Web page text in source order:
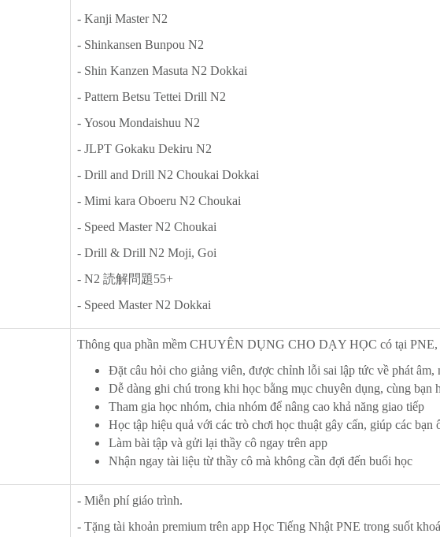
- Kanji Master N2
- Shinkansen Bunpou N2
- Shin Kanzen Masuta N2 Dokkai
- Pattern Betsu Tettei Drill N2
- Yosou Mondaishuu N2
- JLPT Gokaku Dekiru N2
- Drill and Drill N2 Choukai Dokkai
- Mimi kara Oboeru N2 Choukai
- Speed Master N2 Choukai
- Drill & Drill N2 Moji, Goi
- N2 読解問題55+
- Speed Master N2 Dokkai
Thông qua phần mềm CHUYÊN DỤNG CHO DẠY HỌC có tại PNE,
Đặt câu hỏi cho giảng viên, được chỉnh lỗi sai lập tức về phát âm,
Dễ dàng ghi chú trong khi học bằng mục chuyên dụng, cùng bạn
Tham gia học nhóm, chia nhóm để nâng cao khả năng giao tiếp
Học tập hiệu quả với các trò chơi học thuật gây cấn, giúp các bạn
Làm bài tập và gửi lại thầy cô ngay trên app
Nhận ngay tài liệu từ thầy cô mà không cần đợi đến buổi học
- Miễn phí giáo trình.
- Tặng tài khoản premium trên app Học Tiếng Nhật PNE trong suốt